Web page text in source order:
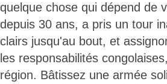
quelque chose qui dépend de
depuis 30 ans, a pris un tour
clairs jusqu'au bout, et
les responsabilités
région. Bâtissez une armée